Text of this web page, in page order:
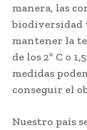
manera, las
biodiversidad
mantener la
de los 2º C o
medidas
conseguir el
Nuestro país